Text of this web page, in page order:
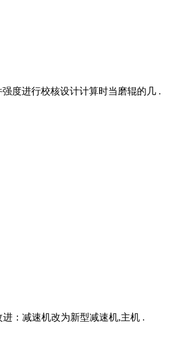
度进行校核设计计算时当磨辊的几 .
：减速机改为新型减速机,主机 .